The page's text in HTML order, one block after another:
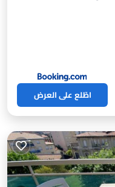
اطّلع على العرض